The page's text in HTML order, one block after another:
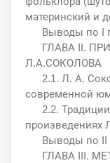
материнский и
Выводы по I
ГЛАВА II.
Л.А.СОКОЛОВА
2.1. Л. А.
современной
2.2.
произведениях
Выводы по II
ГЛАВА III.